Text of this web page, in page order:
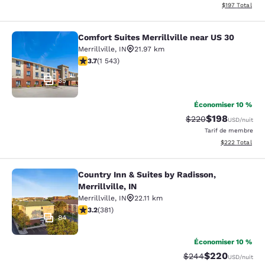
Afficher les
$197 Total
Comfort Suites Merrillville near US
35
Comfort Suites Merrillville near US 30
Merrillville, IN
21.97 km
3.7 étoiles. Bien. 1543 commentaires
3.7(1 543)
Économiser 10 %
Tarif barré :
$220Tarif réduit :
$198USD/nuit
Tarif de membre
Afficher les
$222 Total
Country Inn & Suites by Radisson,
84
Country Inn & Suites by Radisson,
Merrillville, IN
Merrillville, IN
22.11 km
3.18 étoiles. Bien. 381 commentaires
3.2(381)
Économiser 10 %
Tarif barré :
$244Tarif réduit :
$220USD/nuit